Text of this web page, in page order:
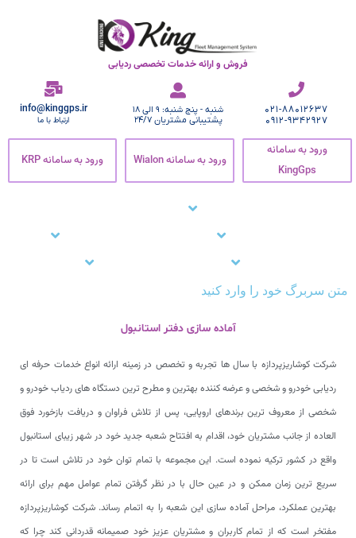
فروش و ارائه خدمات تخصصی ردیابی
021-88012637
0912-9342927
شنبه - پنج شنبه: 9 الی 18
پشتیبانی مشتریان 24/7
info@kinggps.ir
ارتباط با ما
ورود به سامانه
KingGps
ورود به سامانه Wialon ورود به سامانه KRP
متن سربرگ خود را وارد کنید
آماده سازی دفتر استانبول
شرکت کوشاریزپردازه با سال ها تجربه و تخصص در زمینه ارائه انواع خدمات حرفه ای
ردیابی خودرو و شخصی و عرضه کننده بهترین و مطرح ترین دستگاه های ردیاب خودرو و
شخصی از معروف ترین برندهای اروپایی، پس از تلاش فراوان و دریافت بازخورد فوق
العاده از جانب مشتریان خود، اقدام به افتتاح شعبه جدید خود در شهر زیبای استانبول
واقع در کشور ترکیه نموده است. این مجموعه با تمام توان خود در تلاش است تا در
سریع ترین زمان ممکن و در عین حال با در نظر گرفتن تمام عوامل مهم برای ارائه
بهترین عملکرد، مراحل آماده سازی این شعبه را به اتمام رساند. شرکت کوشاریزپردازه
مفتخر است که از تمام کاربران و مشتریان عزیز خود صمیمانه قدردانی کند چرا که